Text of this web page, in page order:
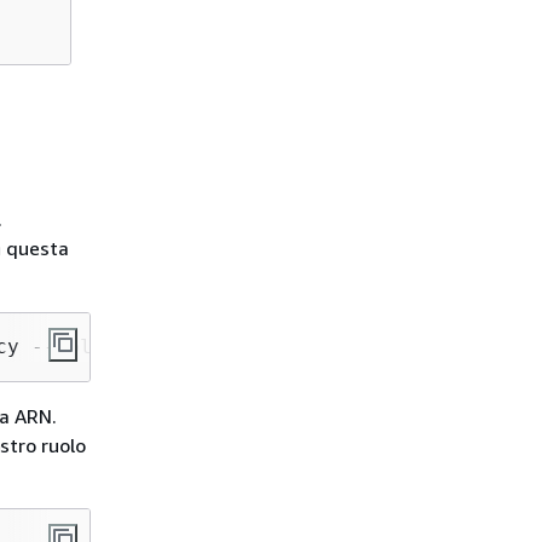
questa
--policy-document file://fis-start-
ARN.
ruolo